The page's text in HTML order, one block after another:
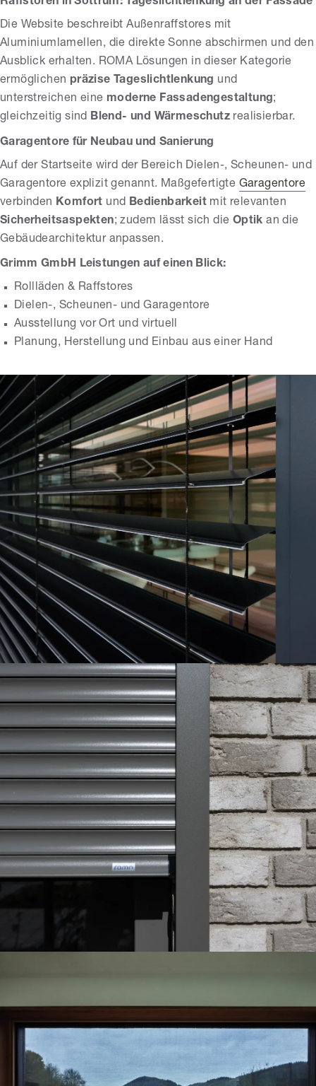
Die Website beschreibt Außenraffstores mit
Aluminiumlamellen, die direkte Sonne abschirmen und den
Ausblick erhalten. ROMA Lösungen in dieser Kategorie
ermöglichen präzise Tageslichtlenkung und
unterstreichen eine moderne Fassadengestaltung;
gleichzeitig sind Blend- und Wärmeschutz realisierbar.
Garagentore für Neubau und Sanierung
Auf der Startseite wird der Bereich Dielen-, Scheunen- und
Garagentore explizit genannt. Maßgefertigte Garagentore
verbinden Komfort und Bedienbarkeit mit relevanten
Sicherheitsaspekten; zudem lässt sich die Optik an die
Gebäudearchitektur anpassen.
Grimm GmbH Leistungen auf einen Blick:
Rollläden & Raffstores
Dielen-, Scheunen- und Garagentore
Ausstellung vor Ort und virtuell
Planung, Herstellung und Einbau aus einer Hand